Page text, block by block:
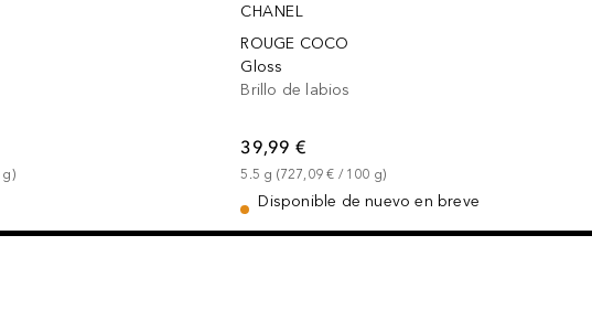
g)
CHANEL
ROUGE COCO
Gloss
Brillo de labios
39,99 €
5.5 g (727,09 € / 100 g)
Disponible de nuevo en breve